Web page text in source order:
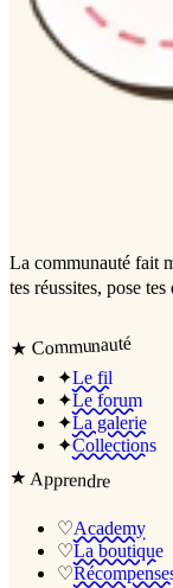
La communauté fait
tes réussites, pose
★ Communauté
✦Le fil
✦Le forum
✦La galerie
✦Collections
★Apprendre
♡Academy
♡La boutique
♡